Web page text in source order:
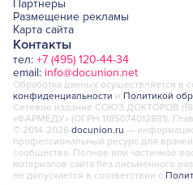
Партнеры
Размещение рекламы
Карта сайта
Контакты
тел: +7 (495) 120-44-34
email: info@docunion.net
Обработка данных осуществляется в
конфиденциальности и Политикой
Сетевое издание СОЮЗ ДОКТОРОВ
«ФАРМЕДУ» (ОГРН 1185074012881).
© 2014-2026 docunion.ru —
профессиональный ресурс для
сообщества. Полное или частичное
материалов сайта без письменного
не допускается в соответствии с